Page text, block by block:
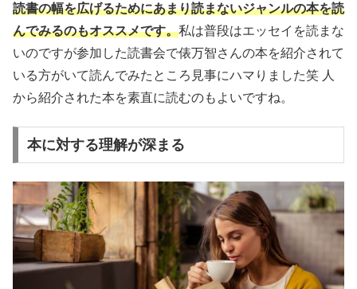
読書の幅を広げるためにあまり読まないジャンルの本を読
んでみるのもオススメです。私は普段はエッセイを読まな
いのですが参加した読書会で俵万智さんの本を紹介されて
いる方がいて読んでみたところ見事にハマりました笑 人
から紹介された本を素直に読むのもよいですね。
本に対する理解が深まる